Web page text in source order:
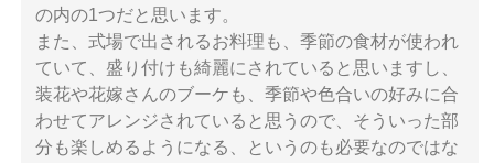
の内の1つだと思います。
また、式場で出されるお料理も、季節の食材が使われ
ていて、盛り付けも綺麗にされていると思いますし、
装花や花嫁さんのブーケも、季節や色合いの好みに合
わせてアレンジされていると思うので、そういった部
分も楽しめるようになる、というのも必要なのではな